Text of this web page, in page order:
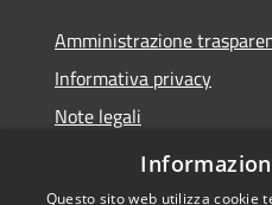
Amministrazione
Informativa privacy
Note legali
Dichiarazione di
Questo sito web utilizza cookie